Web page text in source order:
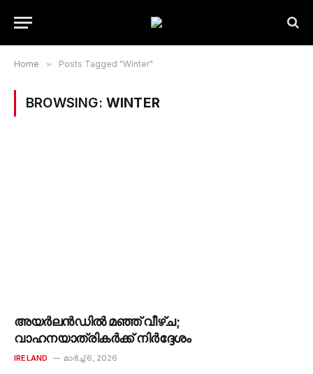
Home » Posts Tagged "Winter"
BROWSING: WINTER
അയർലൻഡിൽ മഞ്ഞ് വീഴ്ച;
വാഹനയാത്രികർക്ക് നിർദ്ദേശം
IRELAND മാർച്ച്‌ 6, 2026